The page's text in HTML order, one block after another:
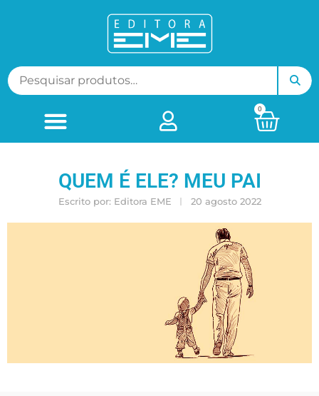
0
QUEM É ELE? MEU PAI
Escrito por: Editora EME 20 agosto 2022